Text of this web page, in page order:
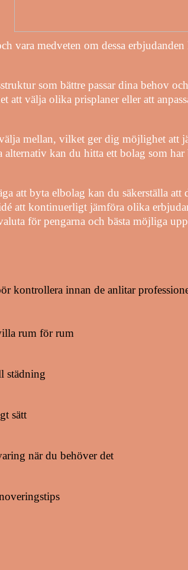
vara medveten om dessa
som bättre passar dina behov
välja olika prisplaner eller att
mellan, vilket ger dig möjlighet att
kan du hitta ett bolag som
att byta elbolag kan du säkerställa att
att kontinuerligt jämföra olika
för pengarna och bästa möjliga
kontrollera innan de anlitar
rum för rum
städning
sätt
när du behöver det